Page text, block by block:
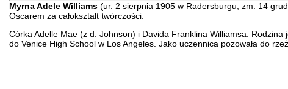
Myrna Adele Williams (ur. 2 sierpnia 1905 w Radersburgu, zm. 14
Oscarem za całokształt twórczości.
Córka Adelle Mae (z d. Johnson) i Davida Franklina Williamsa. Rodzina
do Venice High School w Los Angeles. Jako uczennica pozowała do